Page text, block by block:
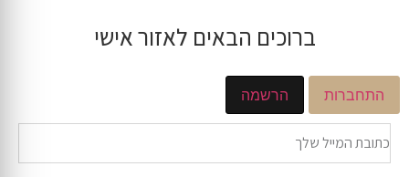
ברוכים הבאים לאזור אישי
התחברות הרשמה